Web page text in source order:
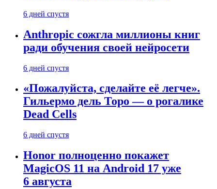
6 дней спустя
Anthropic сожгла миллионы книг
ради обучения своей нейросети
6 дней спустя
«Пожалуйста, сделайте её легче».
Гильермо дель Торо — о рогалике
Dead Cells
6 дней спустя
Honor полноценно покажет
MagicOS 11 на Android 17 уже
6 августа